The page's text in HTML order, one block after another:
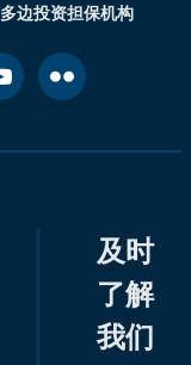
多边投资担保机构
及时
了解
我们